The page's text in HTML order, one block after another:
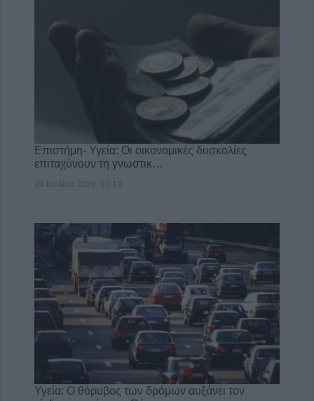
Επιστήμη- Υγεία: Οι οικονομικές δυσκολίες
επιταχύνουν τη γνωστικ…
24 Ιουλίου 2026, 10:19
Υγεία: Ο θόρυβος των δρόμων αυξάνει τον